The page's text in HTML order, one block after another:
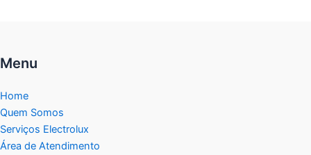
Menu
Home
Quem Somos
Serviços Electrolux
Área de Atendimento